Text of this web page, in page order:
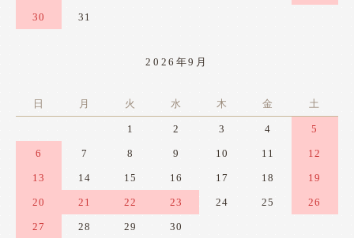
30 31
2026年9月
日 月 火 水 木 金 土
1 2 3 4 5
6 7 8 9 10 11 12
13 14 15 16 17 18 19
20 21 22 23 24 25 26
27 28 29 30